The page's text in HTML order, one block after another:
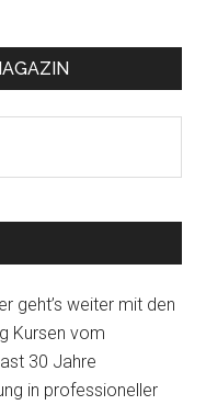
geht’s weiter mit den
Kursen vom
30 Jahre
in professioneller